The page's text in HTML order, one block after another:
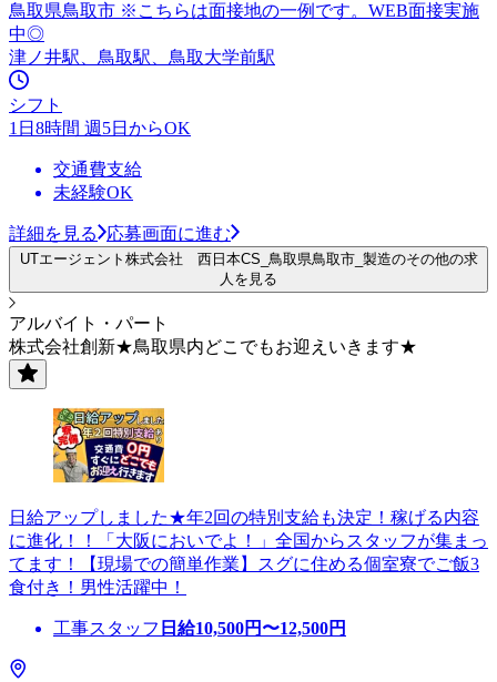
鳥取県鳥取市 ※こちらは面接地の一例です。WEB面接実施
中◎
津ノ井駅、鳥取駅、鳥取大学前駅
シフト
1日8時間 週5日からOK
交通費支給
未経験OK
詳細を見る 応募画面に進む
UTエージェント株式会社 西日本CS_鳥取県鳥取市_製造のその他の求
人を見る
アルバイト・パート
株式会社創新★鳥取県内どこでもお迎えいきます★
日給アップしました★年2回の特別支給も決定！稼げる内容
に進化！！「大阪においでよ！」全国からスタッフが集まっ
てます！【現場での簡単作業】スグに住める個室寮でご飯3
食付き！男性活躍中！
工事スタッフ 日給10,500円〜12,500円